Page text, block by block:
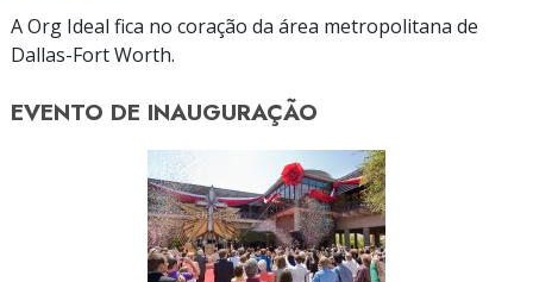
A Org Ideal fica no coração da área metropolitana de
Dallas-FortWorth.
EVENTO DE INAUGURAÇÃO